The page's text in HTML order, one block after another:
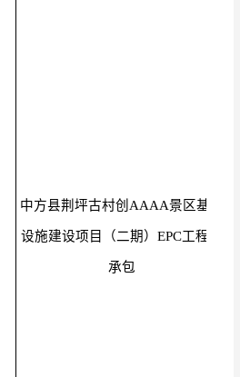
中方县荆坪古村创AAAA景区基础
设施建设项目（二期）EPC工程总
承包